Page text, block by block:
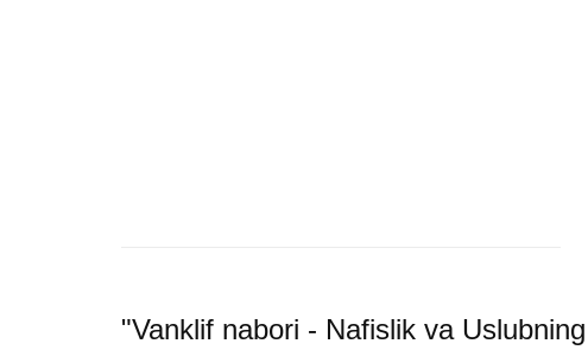
"Vanklif nabori - Nafislik va